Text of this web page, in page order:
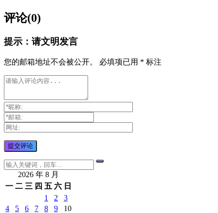
评论(0)
提示：请文明发言
您的邮箱地址不会被公开。 必填项已用 * 标注
2026 年 8 月
一 二 三 四 五 六 日
1
2
3
4
5 6 7 8 9
10